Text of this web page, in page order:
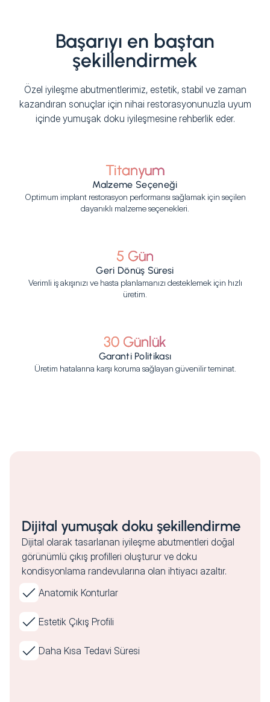
Başarıyı en baştan
şekillendirmek
Özel iyileşme abutmentlerimiz, estetik, stabil ve zaman
kazandıran sonuçlar için nihai restorasyonunuzla uyum
içinde yumuşak doku iyileşmesine rehberlik eder.
Titanyum
Malzeme Seçeneği
Optimum implant restorasyon performansı sağlamak için seçilen
dayanıklı malzeme seçenekleri.
5 Gün
Geri Dönüş Süresi
Verimli iş akışınızı ve hasta planlamanızı desteklemek için hızlı
üretim.
30 Günlük
Garanti Politikası
Üretim hatalarına karşı koruma sağlayan güvenilir teminat.
Dijital yumuşak doku şekillendirme
Dijital olarak tasarlanan iyileşme abutmentleri doğal
görünümlü çıkış profilleri oluşturur ve doku
kondisyonlama randevularına olan ihtiyacı azaltır.
Anatomik Konturlar
Estetik Çıkış Profili
Daha Kısa Tedavi Süresi